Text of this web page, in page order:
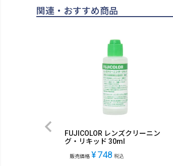
関連・おすすめ商品
FUJICOLOR レンズクリーニン
グ・リキッド 30ml
販売価格 ¥748 税込